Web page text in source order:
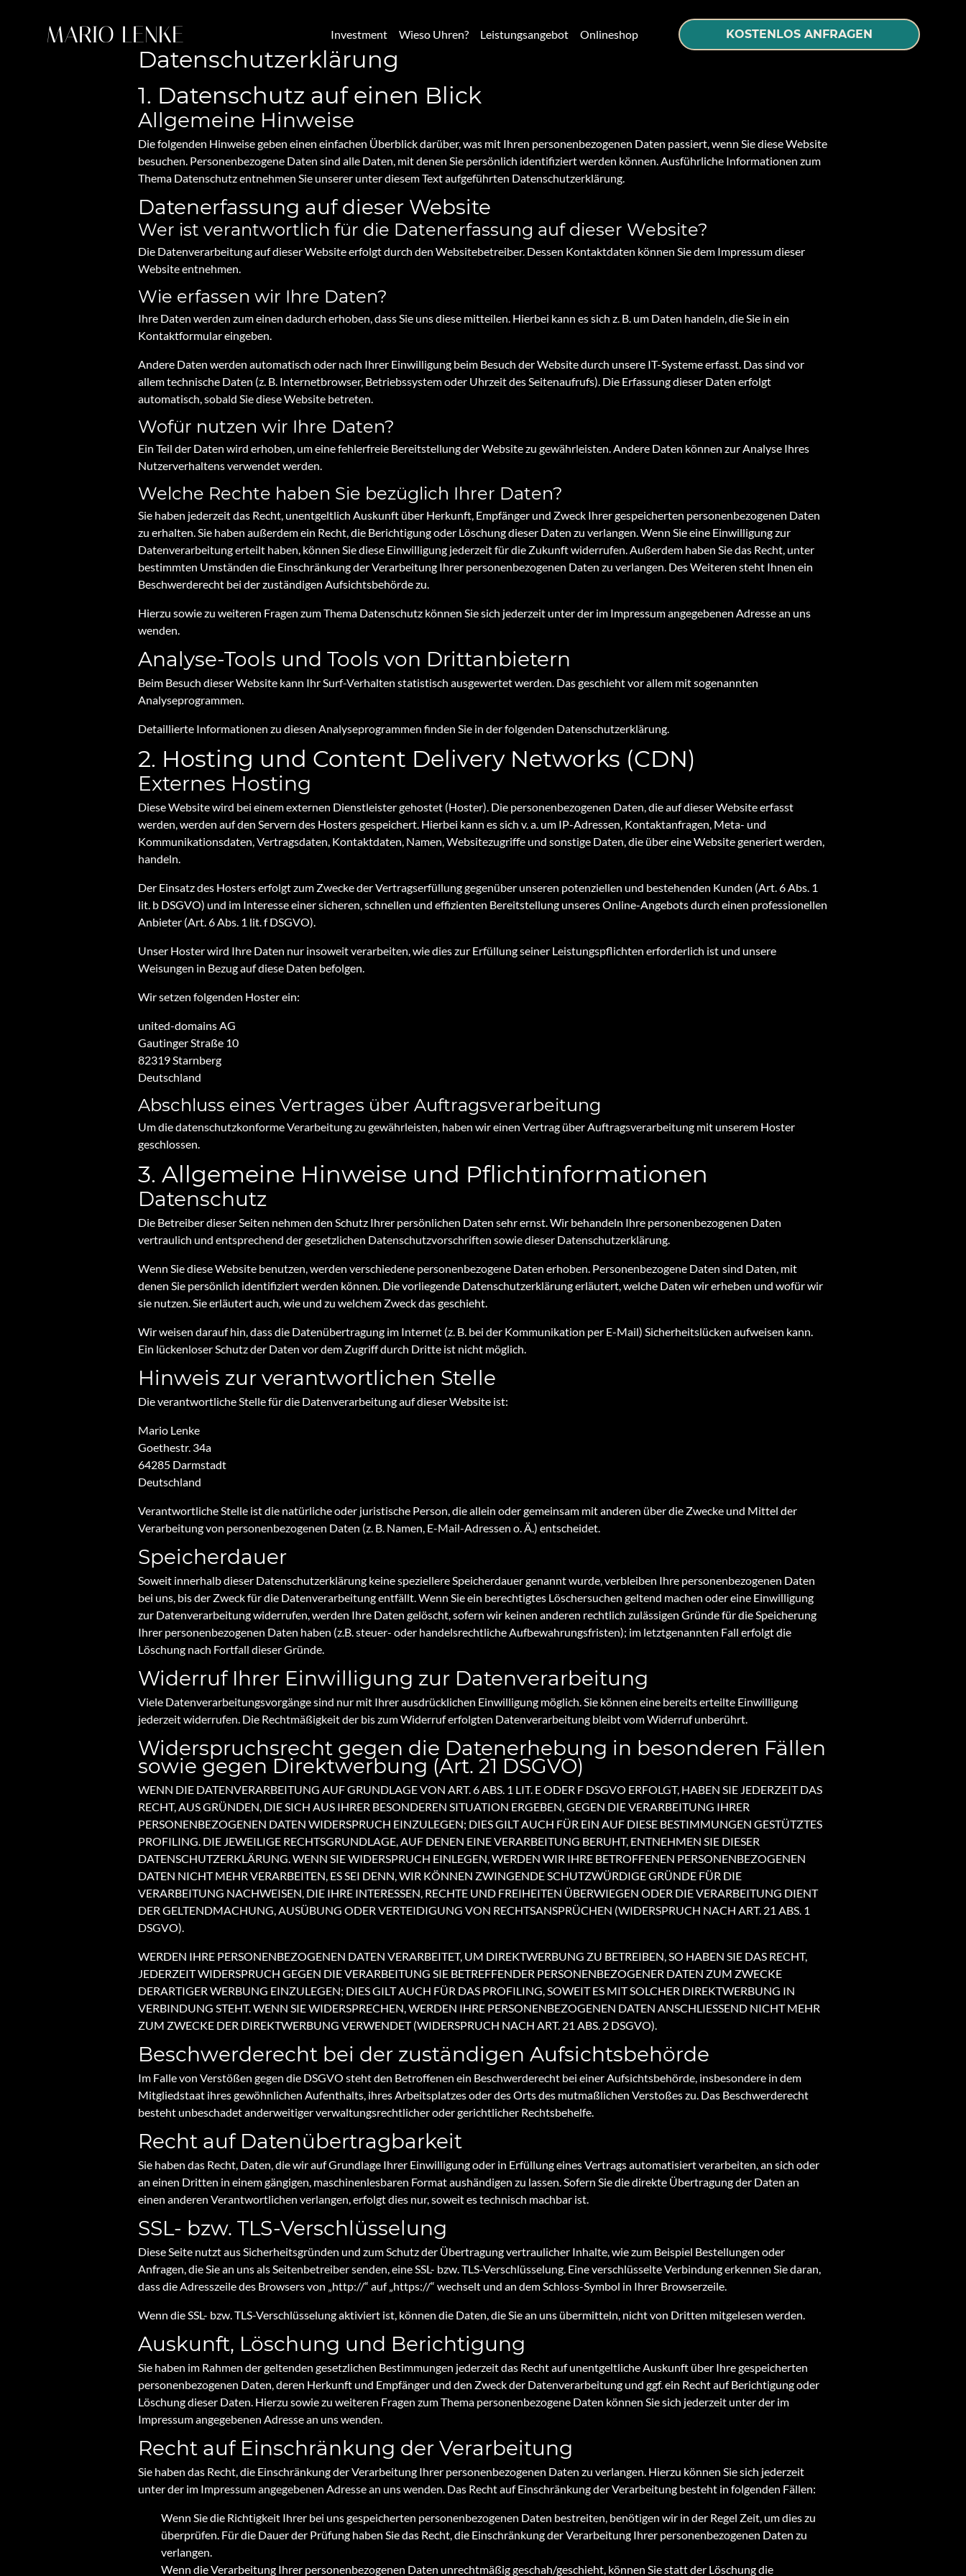
MARIO LENKE Investment Wieso Uhren? Leistungsangebot Onlineshop KOSTENLOS ANFRAGEN
Datenschutz­erklärung
1. Datenschutz auf einen Blick
Allgemeine Hinweise
Die folgenden Hinweise geben einen einfachen Überblick darüber, was mit Ihren personenbezogenen Daten passiert, wenn Sie diese Website
besuchen. Personenbezogene Daten sind alle Daten, mit denen Sie persönlich identifiziert werden können. Ausführliche Informationen zum
Thema Datenschutz entnehmen Sie unserer unter diesem Text aufgeführten Datenschutzerklärung.
Datenerfassung auf dieser Website
Wer ist verantwortlich für die Datenerfassung auf dieser Website?
Die Datenverarbeitung auf dieser Website erfolgt durch den Websitebetreiber. Dessen Kontaktdaten können Sie dem Impressum dieser
Website entnehmen.
Wie erfassen wir Ihre Daten?
Ihre Daten werden zum einen dadurch erhoben, dass Sie uns diese mitteilen. Hierbei kann es sich z. B. um Daten handeln, die Sie in ein
Kontaktformular eingeben.
Andere Daten werden automatisch oder nach Ihrer Einwilligung beim Besuch der Website durch unsere IT-Systeme erfasst. Das sind vor
allem technische Daten (z. B. Internetbrowser, Betriebssystem oder Uhrzeit des Seitenaufrufs). Die Erfassung dieser Daten erfolgt
automatisch, sobald Sie diese Website betreten.
Wofür nutzen wir Ihre Daten?
Ein Teil der Daten wird erhoben, um eine fehlerfreie Bereitstellung der Website zu gewährleisten. Andere Daten können zur Analyse Ihres
Nutzerverhaltens verwendet werden.
Welche Rechte haben Sie bezüglich Ihrer Daten?
Sie haben jederzeit das Recht, unentgeltlich Auskunft über Herkunft, Empfänger und Zweck Ihrer gespeicherten personenbezogenen Daten
zu erhalten. Sie haben außerdem ein Recht, die Berichtigung oder Löschung dieser Daten zu verlangen. Wenn Sie eine Einwilligung zur
Datenverarbeitung erteilt haben, können Sie diese Einwilligung jederzeit für die Zukunft widerrufen. Außerdem haben Sie das Recht, unter
bestimmten Umständen die Einschränkung der Verarbeitung Ihrer personenbezogenen Daten zu verlangen. Des Weiteren steht Ihnen ein
Beschwerderecht bei der zuständigen Aufsichtsbehörde zu.
Hierzu sowie zu weiteren Fragen zum Thema Datenschutz können Sie sich jederzeit unter der im Impressum angegebenen Adresse an uns
wenden.
Analyse-Tools und Tools von Dritt­anbietern
Beim Besuch dieser Website kann Ihr Surf-Verhalten statistisch ausgewertet werden. Das geschieht vor allem mit sogenannten
Analyseprogrammen.
Detaillierte Informationen zu diesen Analyseprogrammen finden Sie in der folgenden Datenschutzerklärung.
2. Hosting und Content Delivery Networks (CDN)
Externes Hosting
Diese Website wird bei einem externen Dienstleister gehostet (Hoster). Die personenbezogenen Daten, die auf dieser Website erfasst
werden, werden auf den Servern des Hosters gespeichert. Hierbei kann es sich v. a. um IP-Adressen, Kontaktanfragen, Meta- und
Kommunikationsdaten, Vertragsdaten, Kontaktdaten, Namen, Websitezugriffe und sonstige Daten, die über eine Website generiert werden,
handeln.
Der Einsatz des Hosters erfolgt zum Zwecke der Vertragserfüllung gegenüber unseren potenziellen und bestehenden Kunden (Art. 6 Abs. 1
lit. b DSGVO) und im Interesse einer sicheren, schnellen und effizienten Bereitstellung unseres Online-Angebots durch einen professionellen
Anbieter (Art. 6 Abs. 1 lit. f DSGVO).
Unser Hoster wird Ihre Daten nur insoweit verarbeiten, wie dies zur Erfüllung seiner Leistungspflichten erforderlich ist und unsere
Weisungen in Bezug auf diese Daten befolgen.
Wir setzen folgenden Hoster ein:
united-domains AG
Gautinger Straße 10
82319 Starnberg
Deutschland
Abschluss eines Vertrages über Auftragsverarbeitung
Um die datenschutzkonforme Verarbeitung zu gewährleisten, haben wir einen Vertrag über Auftragsverarbeitung mit unserem Hoster
geschlossen.
3. Allgemeine Hinweise und Pflicht­informationen
Datenschutz
Die Betreiber dieser Seiten nehmen den Schutz Ihrer persönlichen Daten sehr ernst. Wir behandeln Ihre personenbezogenen Daten
vertraulich und entsprechend der gesetzlichen Datenschutzvorschriften sowie dieser Datenschutzerklärung.
Wenn Sie diese Website benutzen, werden verschiedene personenbezogene Daten erhoben. Personenbezogene Daten sind Daten, mit
denen Sie persönlich identifiziert werden können. Die vorliegende Datenschutzerklärung erläutert, welche Daten wir erheben und wofür wir
sie nutzen. Sie erläutert auch, wie und zu welchem Zweck das geschieht.
Wir weisen darauf hin, dass die Datenübertragung im Internet (z. B. bei der Kommunikation per E-Mail) Sicherheitslücken aufweisen kann.
Ein lückenloser Schutz der Daten vor dem Zugriff durch Dritte ist nicht möglich.
Hinweis zur verantwortlichen Stelle
Die verantwortliche Stelle für die Datenverarbeitung auf dieser Website ist:
Mario Lenke
Goethestr. 34a
64285 Darmstadt
Deutschland
Verantwortliche Stelle ist die natürliche oder juristische Person, die allein oder gemeinsam mit anderen über die Zwecke und Mittel der
Verarbeitung von personenbezogenen Daten (z. B. Namen, E-Mail-Adressen o. Ä.) entscheidet.
Speicherdauer
Soweit innerhalb dieser Datenschutzerklärung keine speziellere Speicherdauer genannt wurde, verbleiben Ihre personenbezogenen Daten
bei uns, bis der Zweck für die Datenverarbeitung entfällt. Wenn Sie ein berechtigtes Löschersuchen geltend machen oder eine Einwilligung
zur Datenverarbeitung widerrufen, werden Ihre Daten gelöscht, sofern wir keinen anderen rechtlich zulässigen Gründe für die Speicherung
Ihrer personenbezogenen Daten haben (z.B. steuer- oder handelsrechtliche Aufbewahrungsfristen); im letztgenannten Fall erfolgt die
Löschung nach Fortfall dieser Gründe.
Widerruf Ihrer Einwilligung zur Datenverarbeitung
Viele Datenverarbeitungsvorgänge sind nur mit Ihrer ausdrücklichen Einwilligung möglich. Sie können eine bereits erteilte Einwilligung
jederzeit widerrufen. Die Rechtmäßigkeit der bis zum Widerruf erfolgten Datenverarbeitung bleibt vom Widerruf unberührt.
Widerspruchsrecht gegen die Datenerhebung in besonderen Fällen
sowie gegen Direktwerbung (Art. 21 DSGVO)
WENN DIE DATENVERARBEITUNG AUF GRUNDLAGE VON ART. 6 ABS. 1 LIT. E ODER F DSGVO ERFOLGT, HABEN SIE JEDERZEIT DAS
RECHT, AUS GRÜNDEN, DIE SICH AUS IHRER BESONDEREN SITUATION ERGEBEN, GEGEN DIE VERARBEITUNG IHRER
PERSONENBEZOGENEN DATEN WIDERSPRUCH EINZULEGEN; DIES GILT AUCH FÜR EIN AUF DIESE BESTIMMUNGEN GESTÜTZTES
PROFILING. DIE JEWEILIGE RECHTSGRUNDLAGE, AUF DENEN EINE VERARBEITUNG BERUHT, ENTNEHMEN SIE DIESER
DATENSCHUTZERKLÄRUNG. WENN SIE WIDERSPRUCH EINLEGEN, WERDEN WIR IHRE BETROFFENEN PERSONENBEZOGENEN
DATEN NICHT MEHR VERARBEITEN, ES SEI DENN, WIR KÖNNEN ZWINGENDE SCHUTZWÜRDIGE GRÜNDE FÜR DIE
VERARBEITUNG NACHWEISEN, DIE IHRE INTERESSEN, RECHTE UND FREIHEITEN ÜBERWIEGEN ODER DIE VERARBEITUNG DIENT
DER GELTENDMACHUNG, AUSÜBUNG ODER VERTEIDIGUNG VON RECHTSANSPRÜCHEN (WIDERSPRUCH NACH ART. 21 ABS. 1
DSGVO).
WERDEN IHRE PERSONENBEZOGENEN DATEN VERARBEITET, UM DIREKTWERBUNG ZU BETREIBEN, SO HABEN SIE DAS RECHT,
JEDERZEIT WIDERSPRUCH GEGEN DIE VERARBEITUNG SIE BETREFFENDER PERSONENBEZOGENER DATEN ZUM ZWECKE
DERARTIGER WERBUNG EINZULEGEN; DIES GILT AUCH FÜR DAS PROFILING, SOWEIT ES MIT SOLCHER DIREKTWERBUNG IN
VERBINDUNG STEHT. WENN SIE WIDERSPRECHEN, WERDEN IHRE PERSONENBEZOGENEN DATEN ANSCHLIESSEND NICHT MEHR
ZUM ZWECKE DER DIREKTWERBUNG VERWENDET (WIDERSPRUCH NACH ART. 21 ABS. 2 DSGVO).
Beschwerde­recht bei der zuständigen Aufsichts­behörde
Im Falle von Verstößen gegen die DSGVO steht den Betroffenen ein Beschwerderecht bei einer Aufsichtsbehörde, insbesondere in dem
Mitgliedstaat ihres gewöhnlichen Aufenthalts, ihres Arbeitsplatzes oder des Orts des mutmaßlichen Verstoßes zu. Das Beschwerderecht
besteht unbeschadet anderweitiger verwaltungsrechtlicher oder gerichtlicher Rechtsbehelfe.
Recht auf Daten­übertrag­barkeit
Sie haben das Recht, Daten, die wir auf Grundlage Ihrer Einwilligung oder in Erfüllung eines Vertrags automatisiert verarbeiten, an sich oder
an einen Dritten in einem gängigen, maschinenlesbaren Format aushändigen zu lassen. Sofern Sie die direkte Übertragung der Daten an
einen anderen Verantwortlichen verlangen, erfolgt dies nur, soweit es technisch machbar ist.
SSL- bzw. TLS-Verschlüsselung
Diese Seite nutzt aus Sicherheitsgründen und zum Schutz der Übertragung vertraulicher Inhalte, wie zum Beispiel Bestellungen oder
Anfragen, die Sie an uns als Seitenbetreiber senden, eine SSL- bzw. TLS-Verschlüsselung. Eine verschlüsselte Verbindung erkennen Sie daran,
dass die Adresszeile des Browsers von „http://“ auf „https://“ wechselt und an dem Schloss-Symbol in Ihrer Browserzeile.
Wenn die SSL- bzw. TLS-Verschlüsselung aktiviert ist, können die Daten, die Sie an uns übermitteln, nicht von Dritten mitgelesen werden.
Auskunft, Löschung und Berichtigung
Sie haben im Rahmen der geltenden gesetzlichen Bestimmungen jederzeit das Recht auf unentgeltliche Auskunft über Ihre gespeicherten
personenbezogenen Daten, deren Herkunft und Empfänger und den Zweck der Datenverarbeitung und ggf. ein Recht auf Berichtigung oder
Löschung dieser Daten. Hierzu sowie zu weiteren Fragen zum Thema personenbezogene Daten können Sie sich jederzeit unter der im
Impressum angegebenen Adresse an uns wenden.
Recht auf Einschränkung der Verarbeitung
Sie haben das Recht, die Einschränkung der Verarbeitung Ihrer personenbezogenen Daten zu verlangen. Hierzu können Sie sich jederzeit
unter der im Impressum angegebenen Adresse an uns wenden. Das Recht auf Einschränkung der Verarbeitung besteht in folgenden Fällen:
Wenn Sie die Richtigkeit Ihrer bei uns gespeicherten personenbezogenen Daten bestreiten, benötigen wir in der Regel Zeit, um dies zu
überprüfen. Für die Dauer der Prüfung haben Sie das Recht, die Einschränkung der Verarbeitung Ihrer personenbezogenen Daten zu
verlangen.
Wenn die Verarbeitung Ihrer personenbezogenen Daten unrechtmäßig geschah/geschieht, können Sie statt der Löschung die